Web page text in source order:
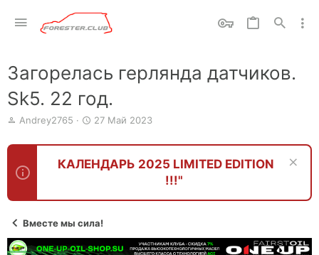
Загорелась герлянда датчиков.
Sk5. 22 год.
А
т
р
т
ы
Andrey2765
Д
т
а
н
л
27 Май 2023
КАЛЕНДАРЬ 2025 LIMITED EDITION
!!!"
Вместе мы сила!